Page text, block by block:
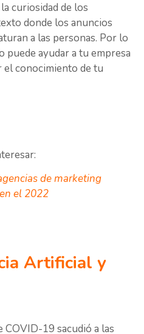
curiosidad de los
donde los anuncios
a las personas. Por lo
puede ayudar a tu empresa
conocimiento de tu
de marketing
el 2022
Artificial y
COVID-19 sacudió a las